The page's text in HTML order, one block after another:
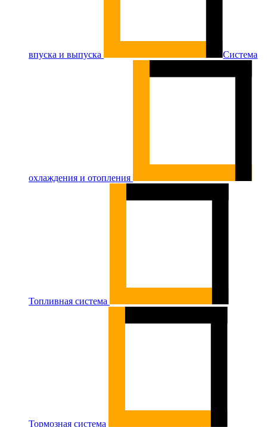
впуска и выпуска Система
охлаждения и отопления
Топливная система
Тормозная система